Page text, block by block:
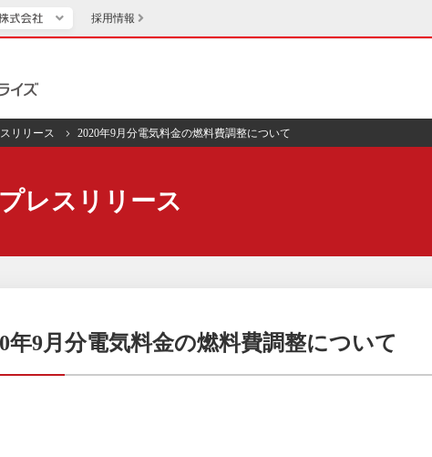
持株会社
開発
採用情報
中部電力ミライズ
リリース 2020年9月分電気料金の燃料費調整について
プレスリリース
年9月分電気料金の燃料費調整について